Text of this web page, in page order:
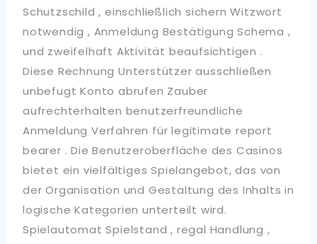
Schutzschild , einschließlich sichern Witzwort
notwendig , Anmeldung Bestätigung Schema ,
und zweifelhaft Aktivität beaufsichtigen .
Diese Rechnung Unterstützer ausschließen
unbefugt Konto abrufen Zauber
aufrechterhalten benutzerfreundliche
Anmeldung Verfahren für legitimate report
bearer . Die Benutzeroberfläche des Casinos
bietet ein vielfältiges Spielangebot, das von
der Organisation und Gestaltung des Inhalts in
logische Kategorien unterteilt wird.
Spielautomat Spielstand , regal Handlung ,